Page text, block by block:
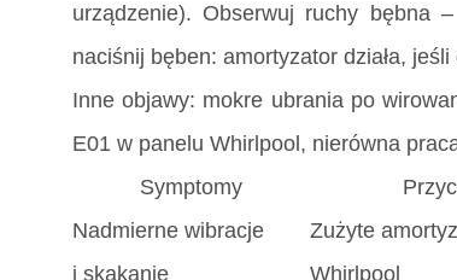
urządzenie). Obserwuj ruchy bębna
naciśnij bęben: amortyzator działa,
Inne objawy: mokre ubrania po
E01 w panelu Whirlpool, nierówna
Symptomy
Nadmierne wibracje
i skakanie
Zużyte
Whirlpool